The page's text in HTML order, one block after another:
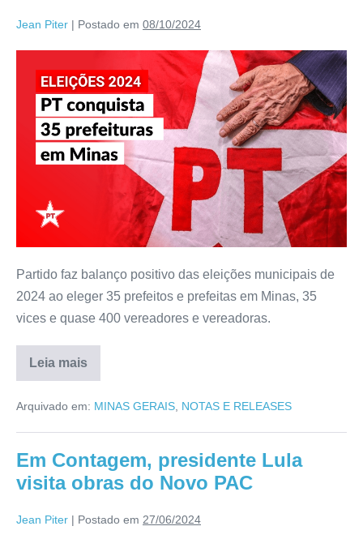
Jean Piter | Postado em 08/10/2024
Partido faz balanço positivo das eleições municipais de
2024 ao eleger 35 prefeitos e prefeitas em Minas, 35
vices e quase 400 vereadores e vereadoras.
Leia mais
Arquivado em: MINAS GERAIS NOTAS E RELEASES
Em Contagem, presidente Lula
visita obras do Novo PAC
Jean Piter | Postado em 27/06/2024